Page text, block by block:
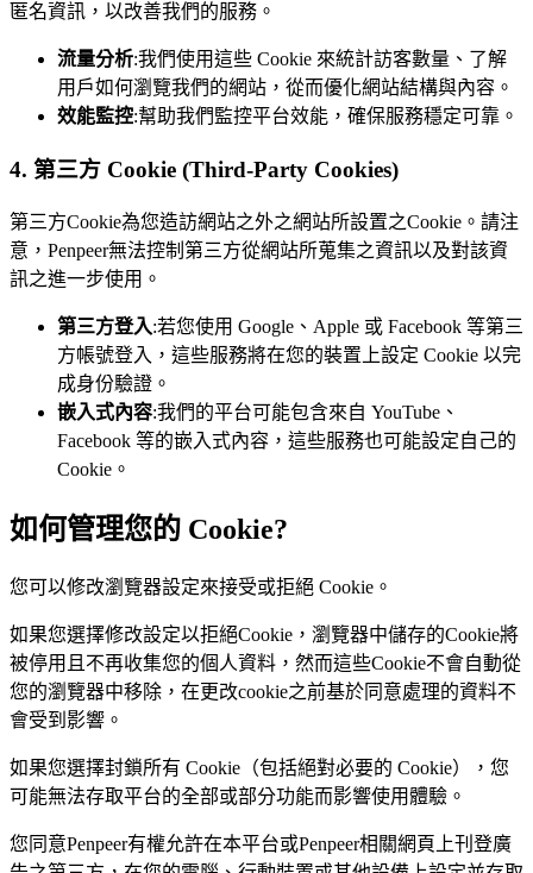
匿名資訊，以改善我們的服務。
流量分析:我們使用這些 Cookie 來統計訪客數量、了解
用戶如何瀏覽我們的網站，從而優化網站結構與內容。
效能監控:幫助我們監控平台效能，確保服務穩定可靠。
4. 第三方 Cookie (Third-Party Cookies)
第三方Cookie為您造訪網站之外之網站所設置之Cookie。請注
意，Penpeer無法控制第三方從網站所蒐集之資訊以及對該資
訊之進一步使用。
第三方登入:若您使用 Google、Apple 或 Facebook 等第三
方帳號登入，這些服務將在您的裝置上設定 Cookie 以完
成身份驗證。
嵌入式內容:我們的平台可能包含來自 YouTube、
Facebook 等的嵌入式內容，這些服務也可能設定自己的
Cookie。
如何管理您的 Cookie?
您可以修改瀏覽器設定來接受或拒絕 Cookie。
如果您選擇修改設定以拒絕Cookie，瀏覽器中儲存的Cookie將
被停用且不再收集您的個人資料，然而這些Cookie不會自動從
您的瀏覽器中移除，在更改cookie之前基於同意處理的資料不
會受到影響。
如果您選擇封鎖所有 Cookie（包括絕對必要的 Cookie），您
可能無法存取平台的全部或部分功能而影響使用體驗。
您同意Penpeer有權允許在本平台或Penpeer相關網頁上刊登廣